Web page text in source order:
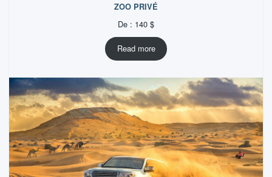
ZOO PRIVÉ
De : 140 $
Read more